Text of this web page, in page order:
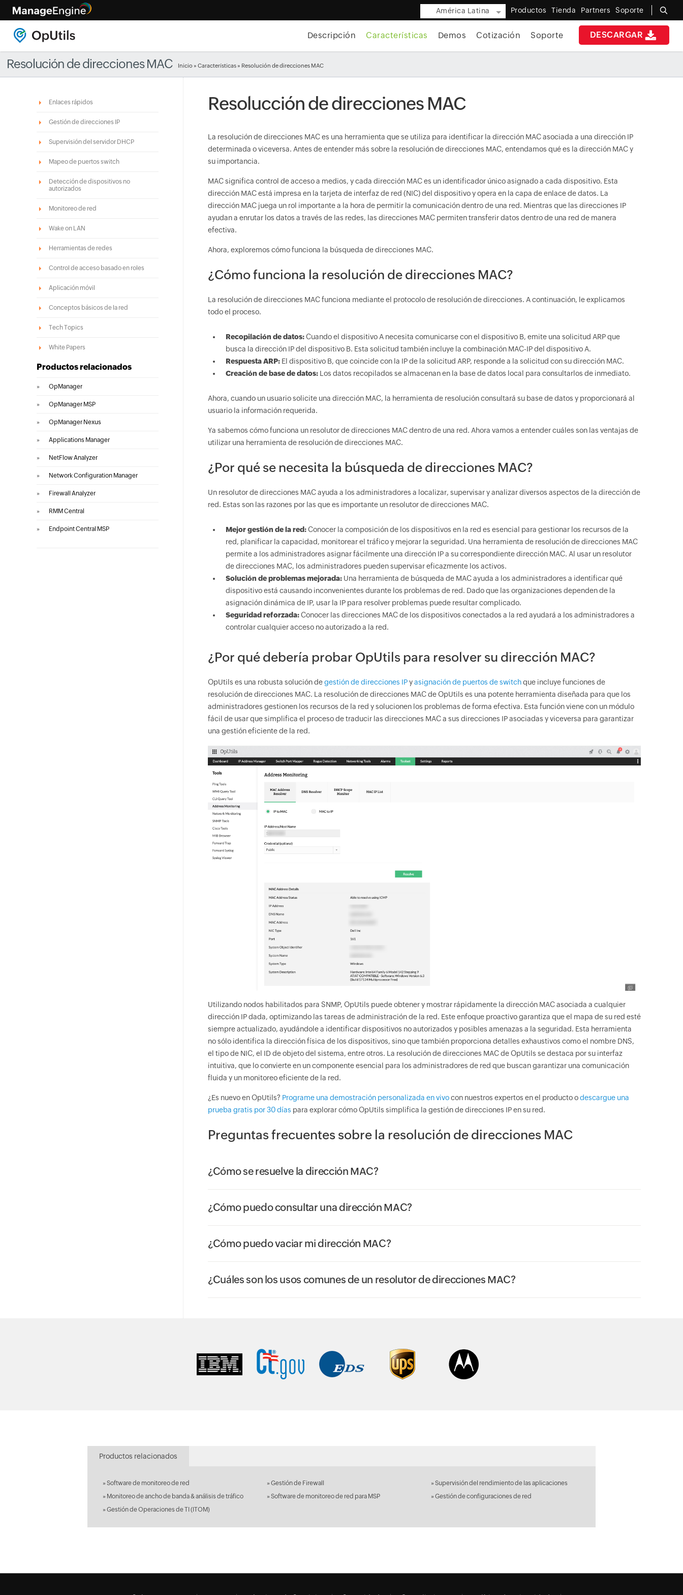
América Latina Productos Tienda Partners Soporte
DESCARGAR
Descripción Características Demos Cotización Soporte
Resolución de direcciones MAC Inicio »Características » Resolución de direcciones MAC
Enlaces rápidos
Gestión de direcciones IP
Supervisión del servidor DHCP
Mapeo de puertos switch
Detección de dispositivos no
autorizados
Monitoreo de red
Wake on LAN
Herramientas de redes
Control de acceso basado en roles
Aplicación móvil
Conceptos básicos de la red
Tech Topics
White Papers
Productos relacionados
» OpManager
» OpManager MSP
» OpManager Nexus
» Applications Manager
» NetFlow Analyzer
» Network Configuration Manager
» Firewall Analyzer
» RMM Central
» Endpoint Central MSP
Resolucción de direcciones MAC
La resolución de direcciones MAC es una herramienta que se utiliza para identificar la dirección MAC asociada a una dirección IP
determinada o viceversa. Antes de entender más sobre la resolución de direcciones MAC, entendamos qué es la dirección MAC y
su importancia.
MAC significa control de acceso a medios, y cada dirección MAC es un identificador único asignado a cada dispositivo. Esta
dirección MAC está impresa en la tarjeta de interfaz de red (NIC) del dispositivo y opera en la capa de enlace de datos. La
dirección MAC juega un rol importante a la hora de permitir la comunicación dentro de una red. Mientras que las direcciones IP
ayudan a enrutar los datos a través de las redes, las direcciones MAC permiten transferir datos dentro de una red de manera
efectiva.
Ahora, exploremos cómo funciona la búsqueda de direcciones MAC.
¿Cómo funciona la resolución de direcciones MAC?
La resolución de direcciones MAC funciona mediante el protocolo de resolución de direcciones. A continuación, le explicamos
todo el proceso.
Recopilación de datos:Cuando el dispositivo A necesita comunicarse con el dispositivo B, emite una solicitud ARP que
busca la dirección IP del dispositivo B. Esta solicitud también incluye la combinación MAC-IP del dispositivo A.
Respuesta ARP: El dispositivo B, que coincide con la IP de la solicitud ARP, responde a la solicitud con su dirección MAC.
Creación de base de datos: Los datos recopilados se almacenan en la base de datos local para consultarlos de inmediato.
Ahora, cuando un usuario solicite una dirección MAC, la herramienta de resolución consultará su base de datos y proporcionará al
usuario la información requerida.
Ya sabemos cómo funciona un resolutor de direcciones MAC dentro de una red. Ahora vamos a entender cuáles son las ventajas de
utilizar una herramienta de resolución de direcciones MAC.
¿Por qué se necesita la búsqueda de direcciones MAC?
Un resolutor de direcciones MAC ayuda a los administradores a localizar, supervisar y analizar diversos aspectos de la dirección de
red. Estas son las razones por las que es importante un resolutor de direcciones MAC.
Mejor gestión de la red:Conocer la composición de los dispositivos en la red es esencial para gestionar los recursos de la
red, planificar la capacidad, monitorear el tráfico y mejorar la seguridad. Una herramienta de resolución de direcciones MAC
permite a los administradores asignar fácilmente una dirección IP a su correspondiente dirección MAC. Al usar un resolutor
de direcciones MAC, los administradores pueden supervisar eficazmente los activos.
Solución de problemas mejorada: Una herramienta de búsqueda de MAC ayuda a los administradores a identificar qué
dispositivo está causando inconvenientes durante los problemas de red. Dado que las organizaciones dependen de la
asignación dinámica de IP, usar la IP para resolver problemas puede resultar complicado.
Seguridad reforzada:Conocer las direcciones MAC de los dispositivos conectados a la red ayudará a los administradores a
controlar cualquier acceso no autorizado a la red.
¿Por qué debería probar OpUtils para resolver su dirección MAC?
OpUtils es una robusta solución degestión de direcciones IPyasignación de puertos de switchque incluye funciones de
resolución de direcciones MAC. La resolución de direcciones MAC de OpUtils es una potente herramienta diseñada para que los
administradores gestionen los recursos de la red y solucionen los problemas de forma efectiva. Esta función viene con un módulo
fácil de usar que simplifica el proceso de traducir las direcciones MAC a sus direcciones IP asociadas y viceversa para garantizar
una gestión eficiente de la red.
Utilizando nodos habilitados para SNMP, OpUtils puede obtener y mostrar rápidamente la dirección MAC asociada a cualquier
dirección IP dada, optimizando las tareas de administración de la red. Este enfoque proactivo garantiza que el mapa de su red esté
siempre actualizado, ayudándole a identificar dispositivos no autorizados y posibles amenazas a la seguridad. Esta herramienta
no sólo identifica la dirección física de los dispositivos, sino que también proporciona detalles exhaustivos como el nombre DNS,
el tipo de NIC, el ID de objeto del sistema, entre otros. La resolución de direcciones MAC de OpUtils se destaca por su interfaz
intuitiva, que lo convierte en un componente esencial para los administradores de red que buscan garantizar una comunicación
fluida y un monitoreo eficiente de la red.
¿Es nuevo en OpUtils? Programe una demostración personalizada en vivocon nuestros expertos en el producto odescargue una
prueba gratis por 30 días para explorar cómo OpUtils simplifica la gestión de direcciones IP en su red.
Preguntas frecuentes sobre la resolución de direcciones MAC
¿Cómo se resuelve la dirección MAC?
¿Cómo puedo consultar una dirección MAC?
¿Cómo puedo vaciar mi dirección MAC?
¿Cuáles son los usos comunes de un resolutor de direcciones MAC?
Productos relacionados
» Software de monitoreo de red » Gestión de Firewall » Supervisión del rendimiento de las aplicaciones
» Monitoreo de ancho de banda & análisis de tráfico » Software de monitoreo de red para MSP » Gestión de configuraciones de red
» Gestión de Operaciones de TI (ITOM)